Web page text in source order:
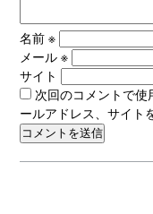
名前※
メール※
サイト
次回のコメントで使
ールアドレス、サイト